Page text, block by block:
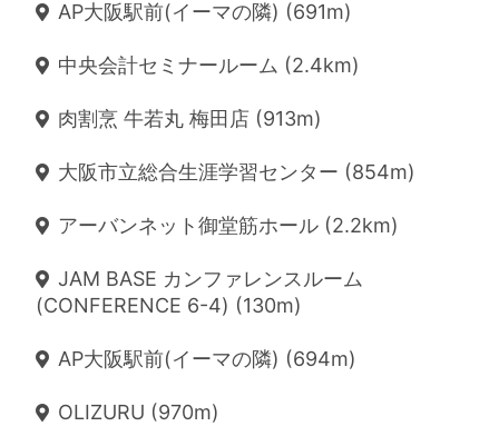
AP大阪駅前(イーマの隣) (691m)
中央会計セミナールーム (2.4km)
肉割烹 牛若丸 梅田店 (913m)
大阪市立総合生涯学習センター (854m)
アーバンネット御堂筋ホール (2.2km)
JAM BASE カンファレンスルーム
(CONFERENCE 6-4) (130m)
AP大阪駅前(イーマの隣) (694m)
OLIZURU (970m)